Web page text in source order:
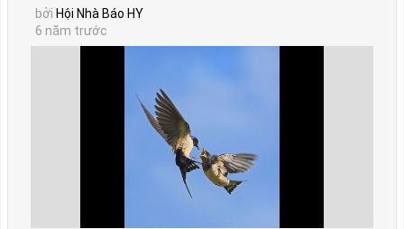
bởi Hội Nhà Báo HY
6 năm trước